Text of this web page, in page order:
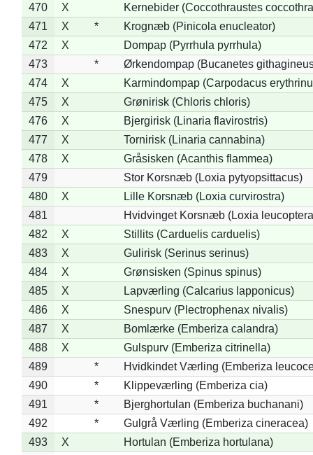
470
X
Kernebider (Coccothraustes
471
X *
Krognæb (Pinicola enucleator)
472
X
Dompap (Pyrrhula pyrrhula)
473
*
Ørkendompap (Bucanetes
474
X
Karmindompap (Carpodacus
475
X
Grønirisk (Chloris chloris)
476
X
Bjergirisk (Linaria flavirostris)
477
X
Tornirisk (Linaria cannabina)
478
X
Gråsisken (Acanthis flammea)
479
Stor Korsnæb (Loxia pytyopsittacus)
480
X
Lille Korsnæb (Loxia curvirostra)
481
Hvidvinget Korsnæb (Loxia
482
X
Stillits (Carduelis carduelis)
483
X
Gulirisk (Serinus serinus)
484
X
Grønsisken (Spinus spinus)
485
X
Lapværling (Calcarius lapponicus)
486
X
Snespurv (Plectrophenax nivalis)
487
X
Bomlærke (Emberiza calandra)
488
X
Gulspurv (Emberiza citrinella)
489
*
Hvidkindet Værling (Emberiza
490
*
Klippeværling (Emberiza cia)
491
*
Bjerghortulan (Emberiza buchanani)
492
*
Gulgrå Værling (Emberiza cineracea)
493
X
Hortulan (Emberiza hortulana)